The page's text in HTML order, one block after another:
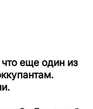
еще один из